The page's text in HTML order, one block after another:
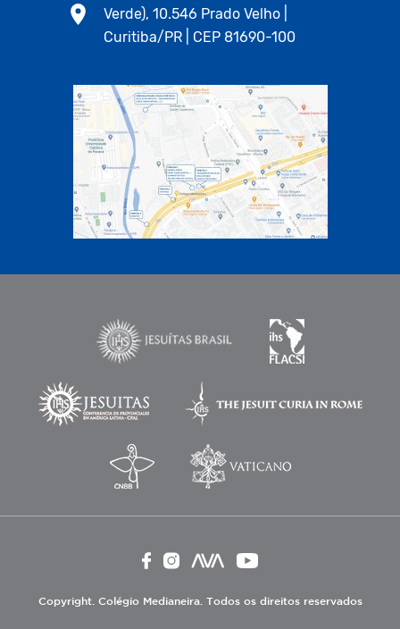
Verde), 10.546 Prado Velho |
Curitiba/PR | CEP 81690-100
Copyright. Colégio Medianeira. Todos os direitos reservados